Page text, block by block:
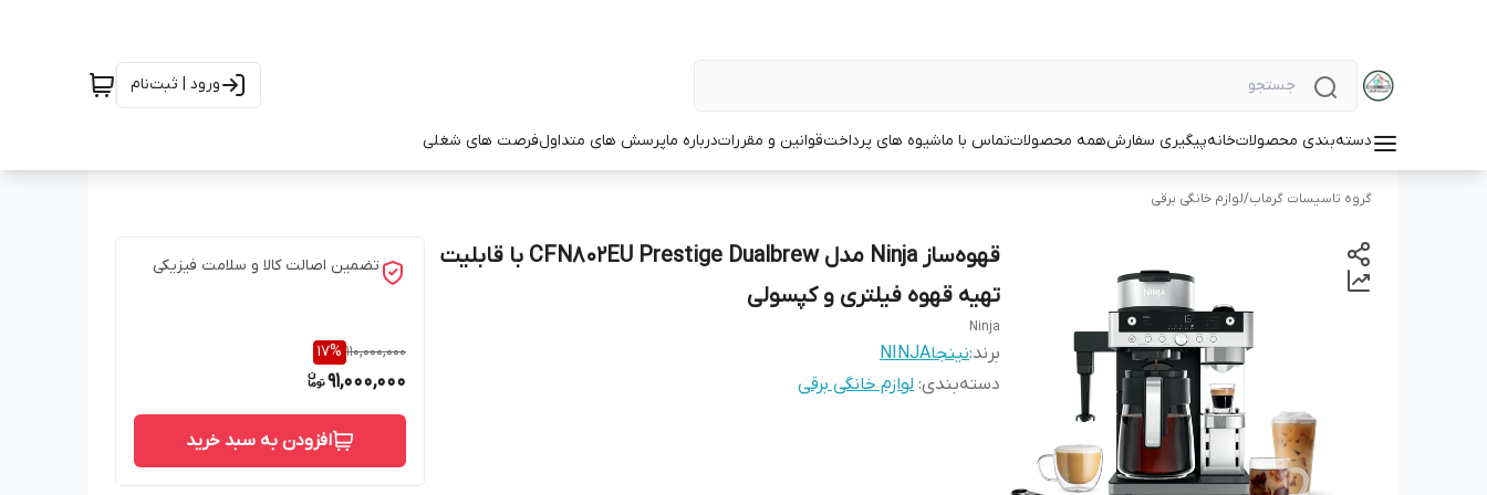
ورود | ثبت‌نام
دسته‌بندی محصولاتخانهپیگیری سفارشهمه محصولاتتماس با ماشیوه های پرداختقوانین و مقرراتدرباره ماپرسش های متداولفرصت های شغلی
گروه تاسیسات گرماب/لوازم خانگی برقی
قهوه‌‌ساز Ninja مدل CFN802EU Prestige Dualbrew با قابلیت
تهیه قهوه فیلتری و کپسولی
Ninja
برند:نینجاNINJA
دسته‌بندی: لوازم خانگی برقی
تضمین اصالت کالا و سلامت فیزیکی
110,000,000
17%
91,000,000
افزودن به سبد خرید